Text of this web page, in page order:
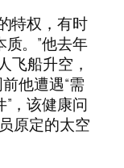
特权，有时
。”他去年
飞船升空，
他遭遇“需
，该健康问
原定的太空